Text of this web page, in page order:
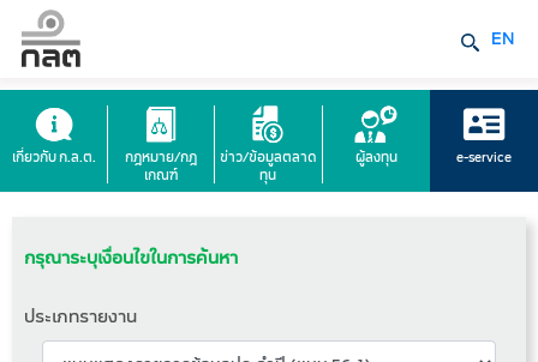
EN
เกี่ยวกับ ก.ล.ต.
กฎหมาย/กฎ
เกณฑ์
ข่าว/ข้อมูลตลาด
ทุน
ผู้ลงทุน e-service
กรุณาระบุเงื่อนไขในการค้นหา
ประเภทรายงาน